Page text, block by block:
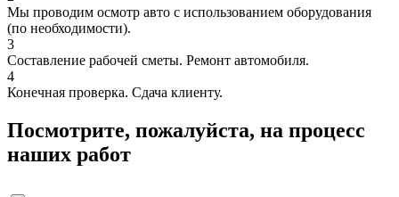
Мы проводим осмотр авто с использованием оборудования
(по необходимости).
3
Составление рабочей сметы. Ремонт автомобиля.
4
Конечная проверка. Сдача клиенту.
Посмотрите, пожалуйста, на процесс
наших работ